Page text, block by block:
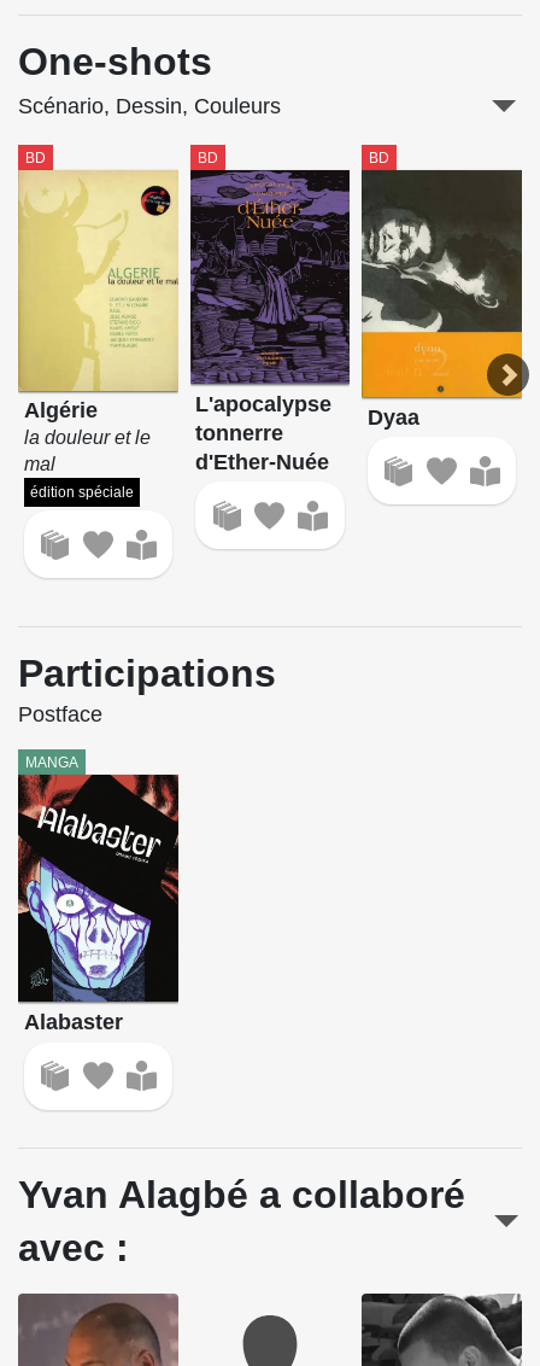
One-shots
Scénario, Dessin, Couleurs
BD
Algérie
la douleur et le
mal
édition spéciale
BD
L'apocalypse
tonnerre
d'Ether-Nuée
BD
Dyaa
Participations
Postface
MANGA
Alabaster
Yvan Alagbé a collaboré
avec :